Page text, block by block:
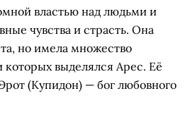
властью над людьми и
чувства и страсть. Она
но имела множество
выделялся Арес. Её
(Купидон) — бог любовного